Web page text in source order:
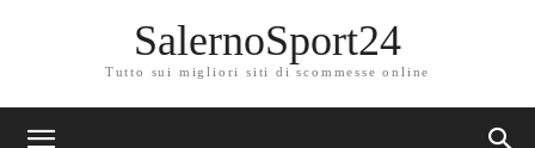
SalernoSport24
Tutto sui migliori siti di scommesse online